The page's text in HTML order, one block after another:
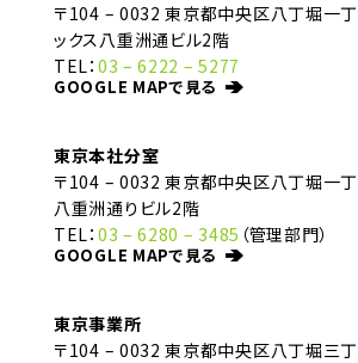
〒104 – 0032 東京都中央区八丁堀一
ックス八重洲通ビル2階
TEL： 03 – 6222 – 5277
GOOGLE MAPで見る
東京本社分室
〒104 – 0032 東京都中央区八丁堀一
八重洲通りビル2階
TEL： 03 – 6280 – 3485 （管理部門）
GOOGLE MAPで見る
東京事業所
〒104 – 0032 東京都中央区八丁堀